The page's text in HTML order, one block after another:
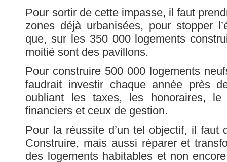
Pour sortir de cette impasse, il faut
zones déjà urbanisées, pour stopper
que, sur les 350 000 logements
moitié sont des pavillons.
Pour construire 500 000 logements
faudrait investir chaque année près
oubliant les taxes, les honoraires,
financiers et ceux de gestion.
Pour la réussite d’un tel objectif, il faut
Construire, mais aussi réparer et
des logements habitables et non